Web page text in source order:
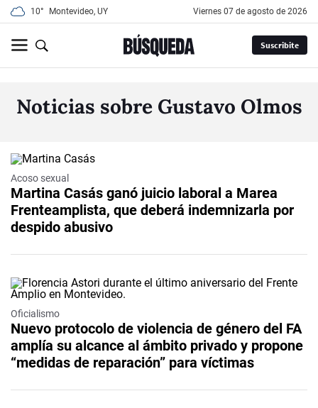
10° Montevideo, UY viernes 07 de agosto de 2026
Suscribite
Noticias sobre Gustavo Olmos
Acoso sexual
Martina Casás ganó juicio laboral a Marea
Frenteamplista, que deberá indemnizarla por
despido abusivo
Oficialismo
Nuevo protocolo de violencia de género del FA
amplía su alcance al ámbito privado y propone
“medidas de reparación” para víctimas